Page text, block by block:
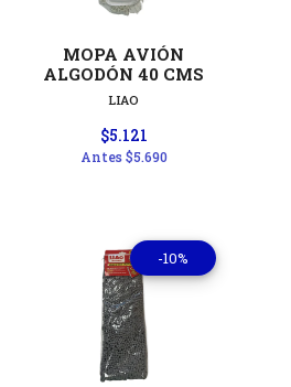
MOPA AVIÓN
ALGODÓN 40 CMS
LIAO
$5.121
Antes$5.690
-10%